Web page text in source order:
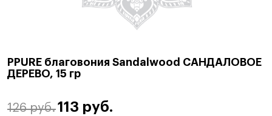
PPURE благовония Sandalwood САНДАЛОВОЕ
ДЕРЕВО, 15 гр
126 руб.113 руб.